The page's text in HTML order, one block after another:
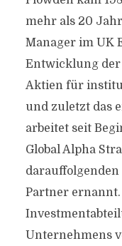
mehr als 20
Manager im UK
Entwicklung
Aktien für
und zuletzt das
arbeitet seit
Global Alpha
Partner
Unternehmens